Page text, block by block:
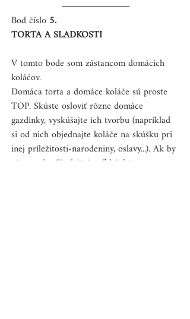
Bod číslo 5.
TORTA A SLADKOSTI
V tomto bode som zástancom domácich
koláčov.
Domáca torta a domáce koláče sú proste
TOP. Skúste osloviť rôzne domáce
gazdinky, vyskúšajte ich tvorbu (napríklad
si od nich objednajte koláče na skúšku pri
inej príležitosti-narodeniny, oslavy...). Ak by
vám nechutili, skúšajte ďalej, kým